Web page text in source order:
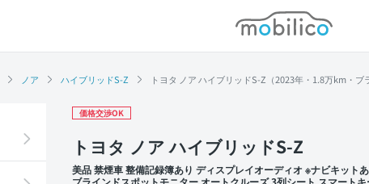
モビリコ
ノア ハイブリッドS-Z トヨタ ノア ハイブリッドS-Z（2023年・1.8万km・ブ
価格交渉OK
トヨタ ノア ハイブリッドS-Z
美品 禁煙車 整備記録簿あり ディスプレイオーディオ ※ナビキット
ブラインドスポットモニター オートクルーズ 3列シート スマート